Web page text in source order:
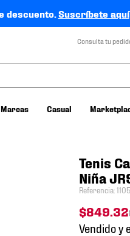
descuento.Suscríbete aquí
Consulta tu
Marcas Casual
Tenis
Niña
Referencia:
$849.32
Vendido y